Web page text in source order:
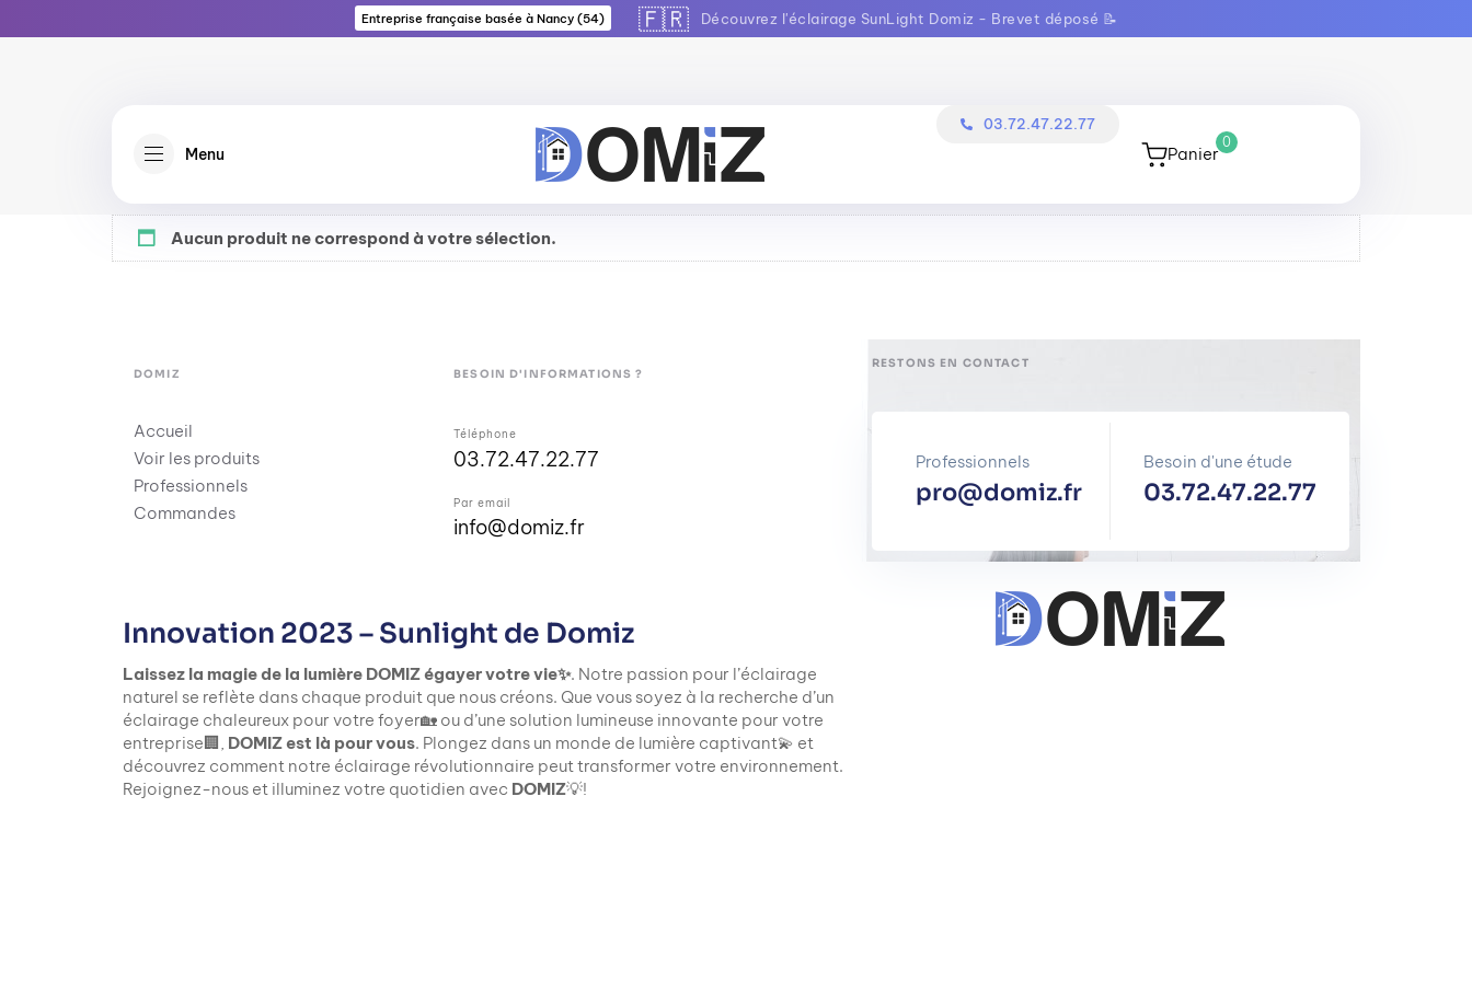
Entreprise française basée à Nancy (54) 🇫🇷 Découvrez l'éclairage SunLight Domiz - Brevet déposé 📝
Menu
03.72.47.22.77
Panier
0
Aucun produit ne correspond à votre sélection.
DOMIZ
Accueil
Voir les produits
Professionnels
Commandes
BESOIN D'INFORMATIONS ?
Téléphone
03.72.47.22.77
Par email
info@domiz.fr
RESTONS EN CONTACT
Professionnels
pro@domiz.fr
Besoin d'une étude
03.72.47.22.77
Innovation 2023 – Sunlight de Domiz
Laissez la magie de la lumière DOMIZ égayer votre vie✨. Notre passion pour l’éclairage
naturel se reflète dans chaque produit que nous créons. Que vous soyez à la recherche d’un
éclairage chaleureux pour votre foyer🏡 ou d’une solution lumineuse innovante pour votre
entreprise🏢, DOMIZ est là pour vous. Plongez dans un monde de lumière captivant💫 et
découvrez comment notre éclairage révolutionnaire peut transformer votre environnement.
Rejoignez-nous et illuminez votre quotidien avec DOMIZ💡!